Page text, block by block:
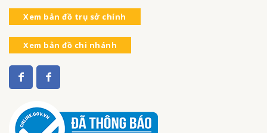
Xem bản đồ trụ sở chính
Xem bản đồ chi nhánh